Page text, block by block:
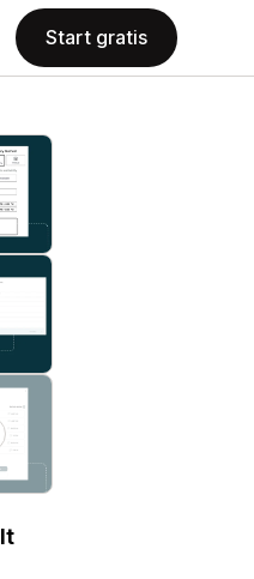
Start gratis